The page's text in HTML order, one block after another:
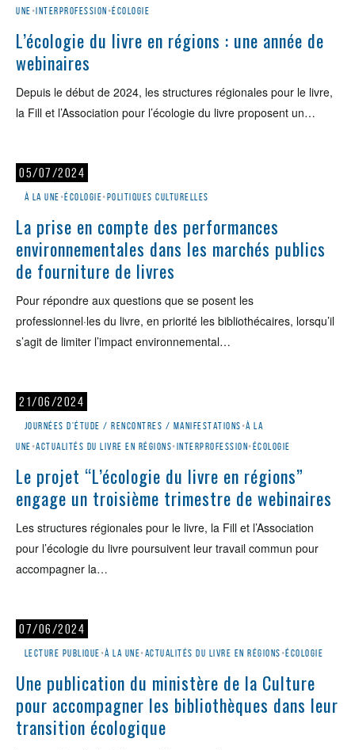
une •Interprofession •Écologie
L’écologie du livre en régions : une année de
webinaires
Depuis le début de 2024, les structures régionales pour le livre,
la Fill et l’Association pour l’écologie du livre proposent un…
05/07/2024
À la une •Écologie•Politiques culturelles
La prise en compte des performances
environnementales dans les marchés publics
de fourniture de livres
Pour répondre aux questions que se posent les
professionnel·les du livre, en priorité les bibliothécaires, lorsqu’il
s’agit de limiter l’impact environnemental…
21/06/2024
Journées d'étude / rencontres / manifestations •À la
une •Actualités du livre en régions•Interprofession•Écologie
Le projet “L’écologie du livre en régions”
engage un troisième trimestre de webinaires
Les structures régionales pour le livre, la Fill et l’Association
pour l’écologie du livre poursuivent leur travail commun pour
accompagner la…
07/06/2024
Lecture publique •À la une•Actualités du livre en régions •Écologie
Une publication du ministère de la Culture
pour accompagner les bibliothèques dans leur
transition écologique